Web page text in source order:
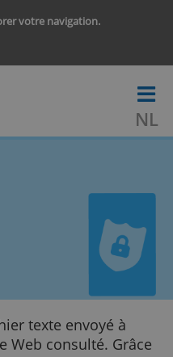
votre navigation.